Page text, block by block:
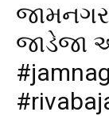
જાડેજા